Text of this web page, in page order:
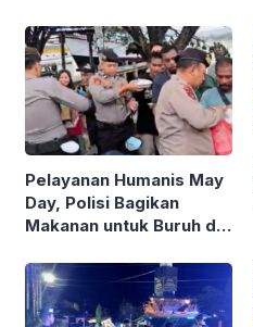
Bonjol Luwuk
Pelayanan Humanis May
Day, Polisi Bagikan
Makanan untuk Buruh di